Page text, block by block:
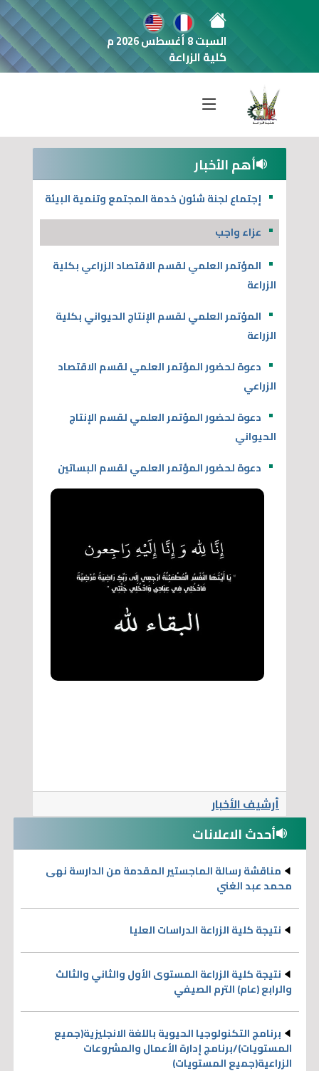
السبت 8 أغسطس 2026 م
كلية الزراعة
أحدث الاعلانات
مناقشة رسالة الماجستير المقدمة من الدارسة نهى
محمد عبد الغني
نتيجة كلية الزراعة الدراسات العليا
نتيجة كلية الزراعة المستوى الأول والثاني والثالث
والرابع (عام)‎‎‎ الترم الصيفي
برنامج التكنولوجيا الحيوية باللغة الانجليزية(جميع
المستويات)/برنامج إدارة الأعمال والمشروعات
الزراعية(جميع المستويات)
أهم الأخبار
إجتماع لجنة شئون خدمة المجتمع وتنمية البيئة
عزاء واجب
المؤتمر العلمي لقسم الاقتصاد الزراعي بكلية
الزراعة
المؤتمر العلمي لقسم الإنتاج الحيواني بكلية
الزراعة
دعوة لحضور المؤتمر العلمي لقسم الاقتصاد
الزراعي
دعوة لحضور المؤتمر العلمي لقسم الإنتاج
الحيواني
دعوة لحضور المؤتمر العلمي لقسم البساتين
أرشيف الأخبار